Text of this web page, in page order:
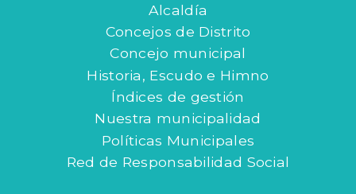
Alcaldía
Concejos de Distrito
Concejo municipal
Historia, Escudo e Himno
Índices de gestión
Nuestra municipalidad
Políticas Municipales
Red de Responsabilidad Social